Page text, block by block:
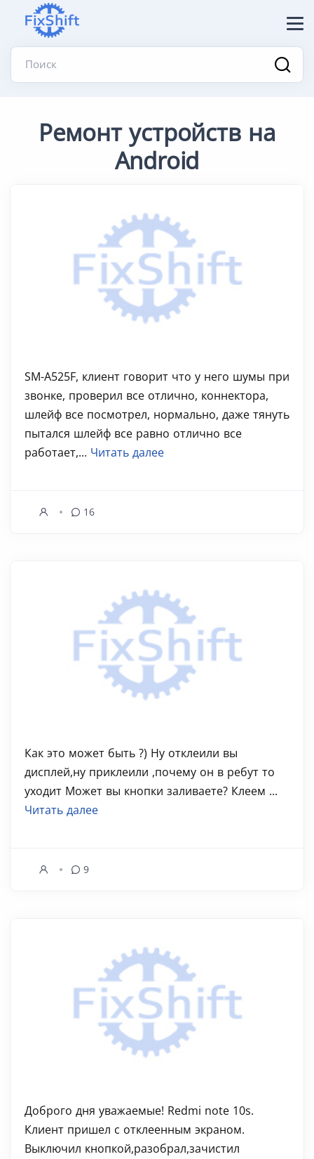
Поиск
Ремонт устройств на
Android
SM-A525F, клиент говорит что у него шумы при
звонке, проверил все отлично, коннектора,
шлейф все посмотрел, нормально, даже тянуть
пытался шлейф все равно отлично все
работает,... Читать далее
16
Как это может быть ?) Ну отклеили вы
дисплей,ну приклеили ,почему он в ребут то
уходит Может вы кнопки заливаете? Клеем ...
Читать далее
9
Доброго дня уважаемые! Redmi note 10s.
Клиент пришел с отклеенным экраном.
Выключил кнопкой,разобрал,зачистил